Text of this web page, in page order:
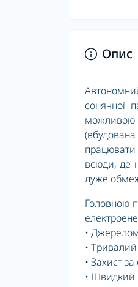
Опис
сонячної
можливою
всюди, де
дуже
Головною
• Джерелом
• Тривалий
• Захист
• Швидкий